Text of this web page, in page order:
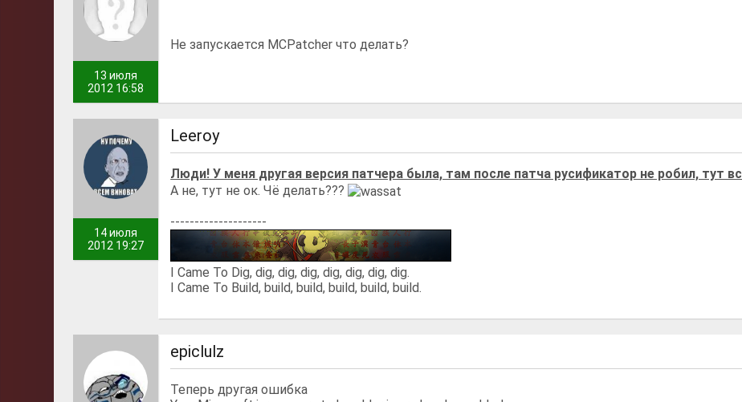
13 июля
2012 16:58
Не запускается MCPatcher что делать?
14 июля
2012 19:27
Leeroy
Люди! У меня другая версия патчера была, там после патча русификатор не робил, тут
А не, тут не ок. Чё делать???
--------------------
I Came To Dig, dig, dig, dig, dig, dig, dig, dig.
I Came To Build, build, build, build, build, build.
epiclulz
Теперь другая ошибка